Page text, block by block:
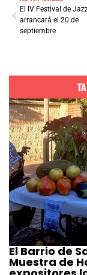
El IV Festival de
arrancará el 20 de
septiembre
El Barrio de
Muestra de